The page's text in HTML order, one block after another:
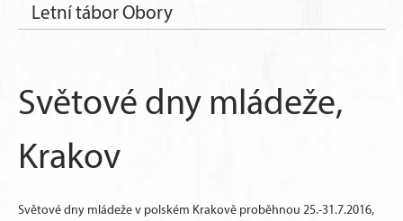
Letní tábor Obory
Světové dny mládeže,
Krakov
Světové dny mládeže v polském Krakově proběhnou 25.-31.7.2016,